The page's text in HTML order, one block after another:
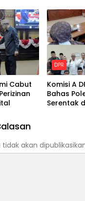
Cabut
DPR
Komisi A
Bahas
Serentak
akan